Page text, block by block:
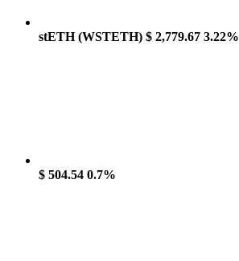
stETH(WSTETH) $ 2,779.67 3.22%
$ 504.54 0.7%